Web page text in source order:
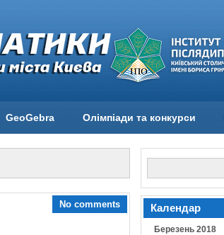
GeoGebra Олімпіади та конкурси
No comments Календар
Березень 2018